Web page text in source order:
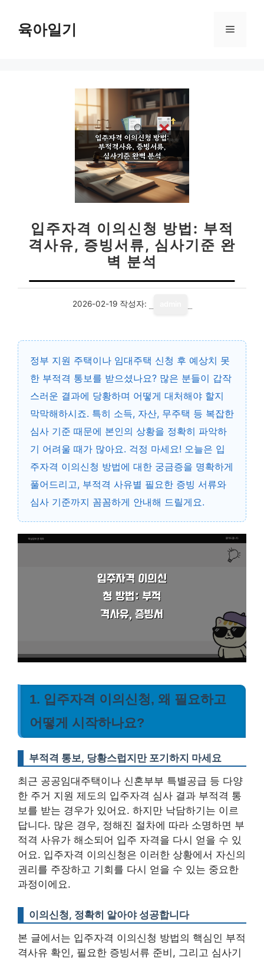
육아일기 메
입주자격 이의신청 방법: 부적
격사유, 증빙서류, 심사기준 완
벽 분석
2026-02-19 작성자:
정부 지원 주택이나 임대주택 신청 후 예상치 못
한 부적격 통보를 받으셨나요? 많은 분들이 갑작
스러운 결과에 당황하며 어떻게 대처해야 할지
막막해하시죠. 특히 소득, 자산, 무주택 등 복잡한
심사 기준 때문에 본인의 상황을 정확히 파악하
기 어려울 때가 많아요. 걱정 마세요! 오늘은 입
주자격 이의신청 방법에 대한 궁금증을 명확하게
풀어드리고, 부적격 사유별 필요한 증빙 서류와
심사 기준까지 꼼꼼하게 안내해 드릴게요.
1. 입주자격 이의신청, 왜 필요하고
어떻게 시작하나요?
부적격 통보, 당황스럽지만 포기하지 마세요
최근 공공임대주택이나 신혼부부 특별공급 등 다양
한 주거 지원 제도의 입주자격 심사 결과 부적격 통
보를 받는 경우가 있어요. 하지만 낙담하기는 이르
답니다. 많은 경우, 정해진 절차에 따라 소명하면 부
적격 사유가 해소되어 입주 자격을 다시 얻을 수 있
어요. 입주자격 이의신청은 이러한 상황에서 자신의
권리를 주장하고 기회를 다시 얻을 수 있는 중요한
과정이에요.
이의신청, 정확히 알아야 성공합니다
본 글에서는 입주자격 이의신청 방법의 핵심인 부적
격사유 확인, 필요한 증빙서류 준비, 그리고 심사기